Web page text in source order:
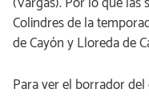
Colindres de la
de Cayón y Lloreda de
Para ver el borrador